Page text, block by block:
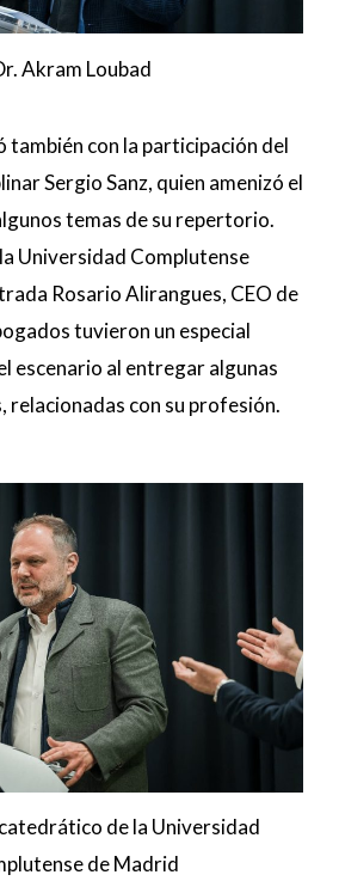
Akram Loubad
también con la participación del
Sergio Sanz, quien amenizó el
temas de su repertorio.
Universidad Complutense
Rosario Alirangues, CEO de
tuvieron un especial
escenario al entregar algunas
relacionadas con su profesión.
de la Universidad
de Madrid